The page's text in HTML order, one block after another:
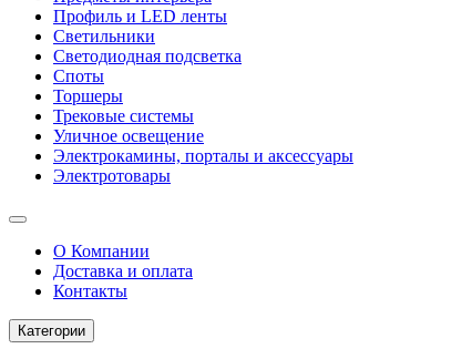
Профиль и LED ленты
Светильники
Светодиодная подсветка
Споты
Торшеры
Трековые системы
Уличное освещение
Электрокамины, порталы и аксессуары
Электротовары
О Компании
Доставка и оплата
Контакты
Категории